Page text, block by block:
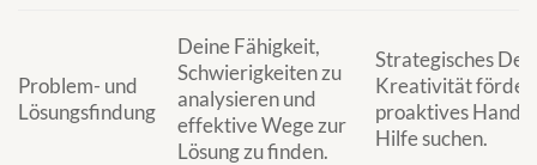
Problem- und
Lösungsfindung
Deine Fähigkeit,
Schwierigkeiten zu
analysieren und
effektive Wege zur
Lösung zu finden.
Strategisches
Kreativität
proaktives
Hilfe suchen.